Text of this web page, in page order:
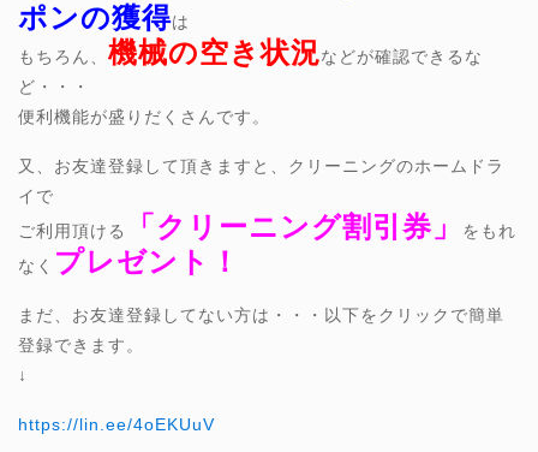
ポンの獲得は
もちろん、 機械の空き状況などが確認できるな
ど・・・
便利機能が盛りだくさんです。
又、お友達登録して頂きますと、クリーニングのホームドラ
イで
ご利用頂ける
「クリーニング割引券」
をもれ
なく プレゼント！
まだ、お友達登録してない方は・・・以下をクリックで簡単
登録できます。
↓
https://lin.ee/4oEKUuV